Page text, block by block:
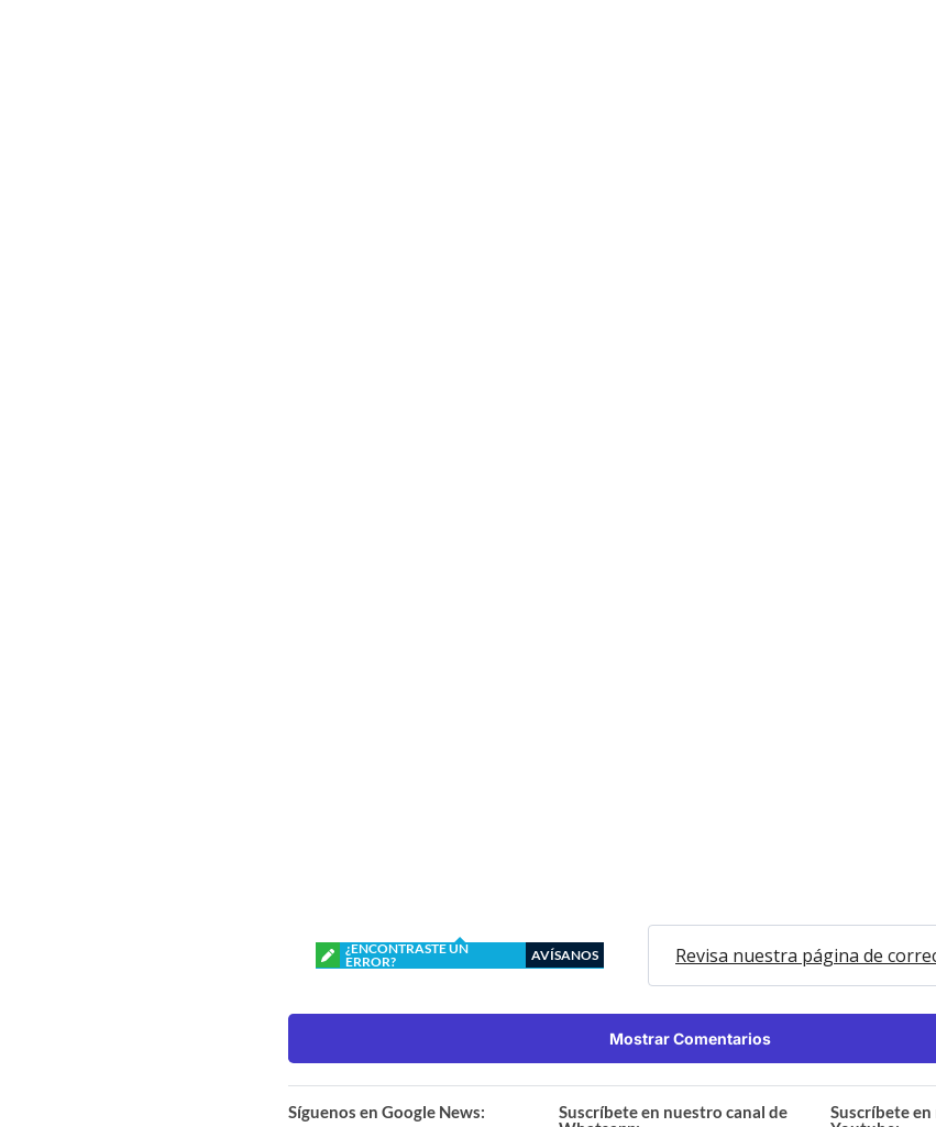
¿ENCONTRASTE UN
ERROR?
AVÍSANOS Revisa nuestra página de
Mostrar Comentarios
Síguenos en Google News:
Suscríbete en nuestro canal de
Suscríbete